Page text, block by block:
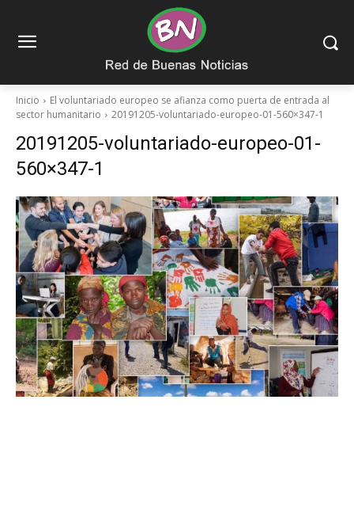
Inicio
El voluntariado europeo se afianza como puerta de entrada al
sector humanitario
20191205-voluntariado-europeo-01-560×347-1
20191205-voluntariado-europeo-01-
560×347-1